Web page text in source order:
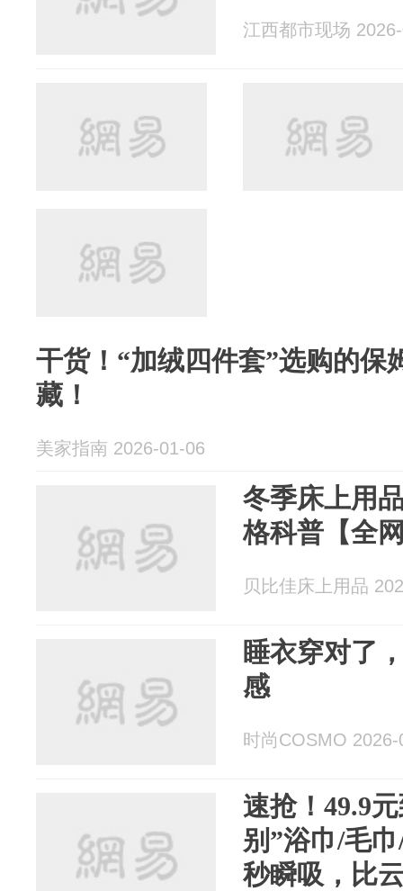
江西都市现场
干货！“加绒四件套”选购的保
藏！
美家指南 2026-01-06
冬季床上用
格科普【全
贝比佳床上用品
睡衣穿对了
感
时尚COSMO
速抢！49.9
别”浴巾/毛
秒瞬吸，比